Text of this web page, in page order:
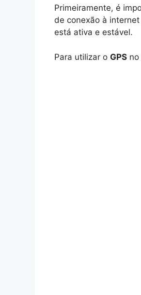
Primeiramente, é
de conexão à
está ativa e estável.
Para utilizar o GPS no